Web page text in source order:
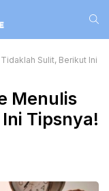
Sulit, Berikut Ini
Menulis
Tipsnya!